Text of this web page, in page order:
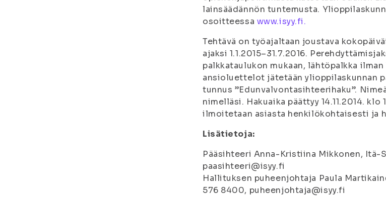
lainsäädännön tuntemusta.
osoitteessa www.isyy.fi.
Tehtävä on työajaltaan joustava
ajaksi 1.1.2015–31.7.2016.
palkkataulukon mukaan, lähtöpalkka
ansioluettelot jätetään ylioppilaskunnan
tunnus ”Edunvalvontasihteerihaku”.
nimelläsi. Hakuaika päättyy 14.11.2014.
ilmoitetaan asiasta henkilökohtaisesti ja
Lisätietoja:
Pääsihteeri Anna-Kristiina Mikkonen, Itä-
paasihteeri@isyy.fi
Hallituksen puheenjohtaja Paula
576 8400, puheenjohtaja@isyy.fi